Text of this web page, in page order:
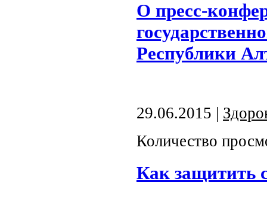
О пресс-
Республики
29.06.2015 |
Количество
Как защитить